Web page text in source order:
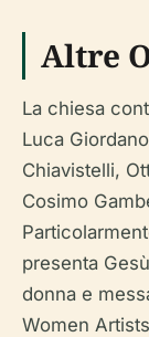
Altre
La chiesa
Luca
Chiavistelli,
Cosimo
presenta
donna e
Women